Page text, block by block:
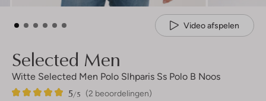
Video afspelen
Selected Men
Witte Selected Men Polo Slhparis Ss Polo B Noos
(2 beoordelingen)
5/5
2
5